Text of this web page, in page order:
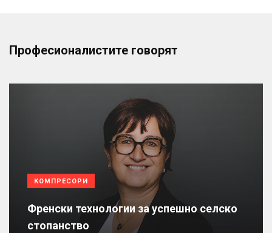
Професионалистите говорят
КОМПРЕСОРИ
Френски технологии за успешно селско
стопанство